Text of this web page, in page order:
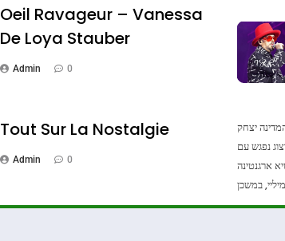
Oeil Ravageur – Vanessa
De Loya Stauber
Admin 0
Tout Sur La Nostalgie
Admin 0
יצחק
נפגש עם
ארגנטינה
במשכן
בירושלים.
Oeil Ravageur – Vanessa De